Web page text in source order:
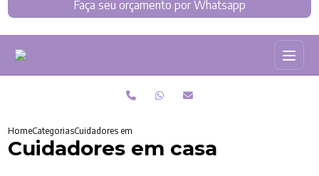
Faça seu orçamento por Whatsapp
HomeCategoriasCuidadores em casa
Cuidadores em casa